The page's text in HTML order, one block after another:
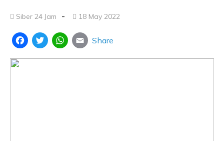
Siber 24 Jam - 18 May 2022
FacebookTwitterWhatsApp
Email
Share